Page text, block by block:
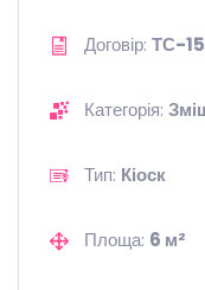
Договір: ТС-
Категорія:
Тип: Кіоск
Площа: 6 м²